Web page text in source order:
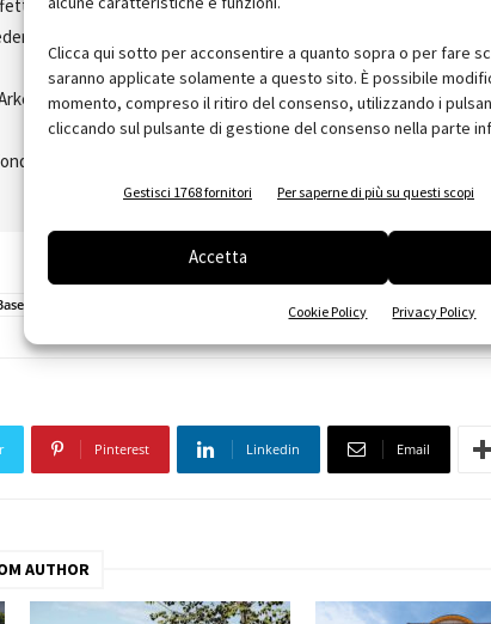
Clicca qui sotto per acconsentire a quanto sopra o per fare
saranno applicate solamente a questo sito. È possibile
momento, compreso il ritiro del consenso, utilizzando i
cliccando sul pulsante di gestione del consenso nella parte
Gestisci 1768 fornitori Per saperne di più su questi scopi
Accetta
Cookie Policy Privacy Policy
illogincon la stessa e-mail utilizzata per la sottoscrizione
a questo articolo e a tutti i contenuti a te riservati.
Attiva ora il tuo abbonamentoper non perderti nulla.
speciali e tanti altri vantaggi ti aspettano.
social housing Svizzera switzerland
Pinterest Linkedin Email
AUTHOR